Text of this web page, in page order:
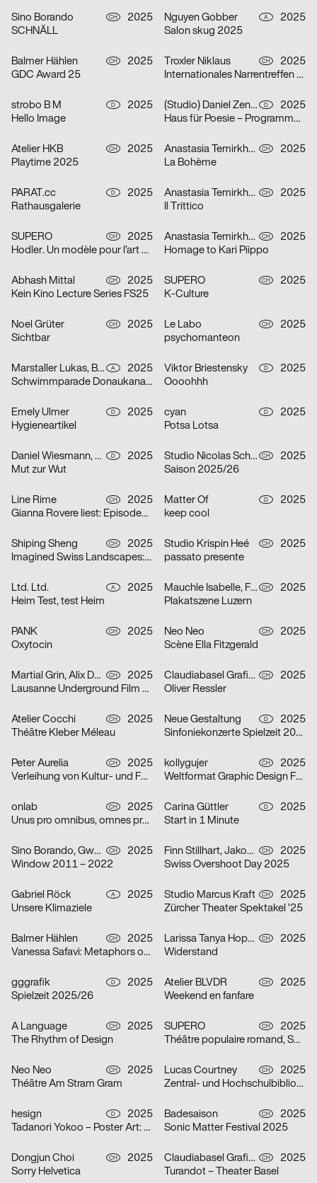
Sino Borando CH
2025
SCHNÄLL
Nguyen Gobber A
2025
Salon skug 2025
Balmer Hählen CH
2025
GDC Award 25
Troxler Niklaus CH
2025
Internationales Narrentreffen Willisau
strobo B M D
2025
Hello Image
(Studio) Daniel Zenker D
2025
Haus für Poesie – Programmkampagne September/Oktober 2025
Atelier HKB CH
2025
Playtime 2025
Anastasia Temirkhan CH
2025
La Bohème
PARAT.cc D
2025
Rathausgalerie
Anastasia Temirkhan CH
2025
Il Trittico
SUPERO CH
2025
Hodler. Un modèle pour l’art suisse
Anastasia Temirkhan CH
2025
Homage to Kari Piippo
Abhash Mittal CH
2025
Kein Kino Lecture Series FS25
SUPERO CH
2025
K-Culture
Noel Grüter CH
2025
Sichtbar
Le Labo CH
2025
psychomanteon
Marstaller Lukas, Béla Meiers A
2025
Schwimmparade Donaukanal 2025
Viktor Briestensky D
2025
Oooohhh
Emely Ulmer D
2025
Hygieneartikel
cyan D
2025
Potsa Lotsa
Daniel Wiesmann, Radziejewski Robert D
2025
Mut zur Wut
Studio Nicolas Schaltegger/DNA.work CH
2025
Saison 2025/26
Line Rime CH
2025
Gianna Rovere liest: Episoden von Alltagselefanten
Matter Of D
2025
keep cool
Shiping Sheng CH
2025
Imagined Swiss Landscapes: Perspectives and Edges in Image Collage
Studio Krispin Heé CH
2025
passato presente
Ltd. Ltd. A
2025
Heim Test, test Heim
Mauchle Isabelle, Felix Pfäffli, Brechbühl Erich CH
2025
Plakatszene Luzern
PANK CH
2025
Oxytocin
Neo Neo CH
2025
Scène Ella Fitzgerald
Martial Grin, Alix Debraine CH
2025
Lausanne Underground Film & Music Festival 2025
Claudiabasel Grafik + Interaktion CH
2025
Oliver Ressler
Atelier Cocchi CH
2025
Théâtre Kleber Méleau
Neue Gestaltung D
2025
Sinfoniekonzerte Spielzeit 2025/26
Peter Aurelia CH
2025
Verleihung von Kultur- und Förderpreis und Goldener Ehrenmedaille 2025 des Kantons Zürich
kollygujer CH
2025
Weltformat Graphic Design Festival 2025
onlab CH
2025
Unus pro omnibus, omnes pro uno
Carina Güttler D
2025
Start in 1 Minute
Sino Borando, Gwendoline Niederer, Serafina Räber CH
2025
Window 2011 – 2022
Finn Stillhart, Jakob Galler, Lorena Gamper CH
2025
Swiss Overshoot Day 2025
Gabriel Röck A
2025
Unsere Klimaziele
Studio Marcus Kraft CH
2025
Zürcher Theater Spektakel ’25
Balmer Hählen CH
2025
Vanessa Safavi: Metaphors of Gravity
Larissa Tanya Hoppeler CH
2025
Widerstand
gggrafik D
2025
Spielzeit 2025/26
Atelier BLVDR CH
2025
Weekend en fanfare
A Language CH
2025
The Rhythm of Design
SUPERO CH
2025
Théâtre populaire romand, Saison 2025/26
Neo Neo CH
2025
Théâtre Am Stram Gram
Lucas Courtney CH
2025
Zentral- und Hochschulbibliothek Luzern
hesign D
2025
Tadanori Yokoo – Poster Art: Original Posters from 1965 – 2025
Badesaison CH
2025
Sonic Matter Festival 2025
Dongjun Choi CH
2025
Sorry Helvetica
Claudiabasel Grafik + Interaktion CH
2025
Turandot – Theater Basel